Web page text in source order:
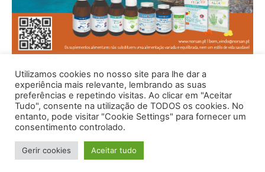
© 1996 - 2026 -Saúde e Bem Estar - Hosted and Designed By
Utilizamos cookies no nosso site para lhe dar a
experiência mais relevante, lembrando as suas
preferências e repetindo visitas. Ao clicar em "Aceitar
Tudo", consente na utilização de TODOS os cookies. No
entanto, pode visitar "Cookie Settings" para fornecer um
consentimento controlado.
Gerir cookies Aceitar tudo